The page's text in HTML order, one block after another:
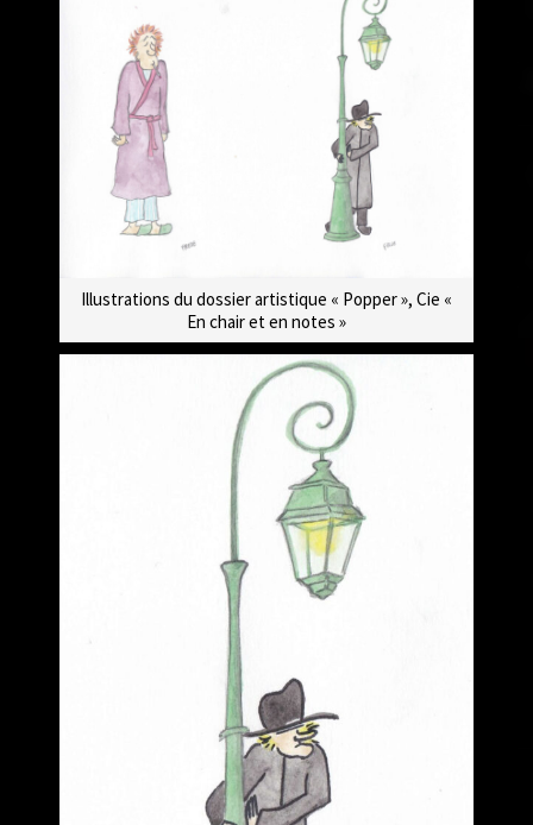
Illustrations du dossier artistique « Popper », Cie «
En chair et en notes »